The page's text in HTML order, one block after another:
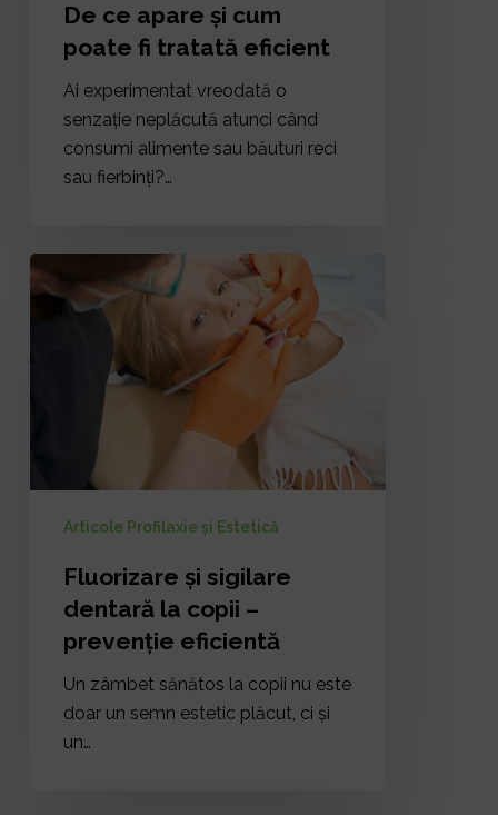
De ce apare și cum
poate fi tratată eficient
Ai experimentat vreodată o
senzație neplăcută atunci când
consumi alimente sau băuturi reci
sau fierbinți?…
Fluorizare
și
prevenție
eficientă
Articole Profilaxie și Estetică
Fluorizare și sigilare
dentară la copii –
prevenție eficientă
Un zâmbet sănătos la copii nu este
doar un semn estetic plăcut, ci și
un…